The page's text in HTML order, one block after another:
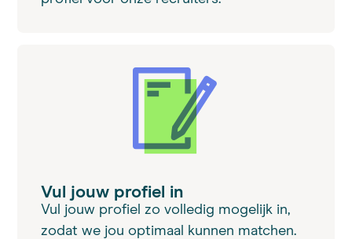
Vul jouw profiel in
Vul jouw profiel zo volledig mogelijk in,
zodat we jou optimaal kunnen matchen.